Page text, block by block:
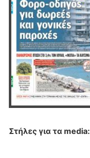
Στήλες για τα media: